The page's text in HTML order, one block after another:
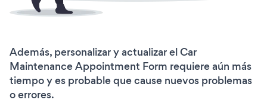
Además, personalizar y actualizar el Car
Maintenance Appointment Form requiere aún más
tiempo y es probable que cause nuevos problemas
o errores.